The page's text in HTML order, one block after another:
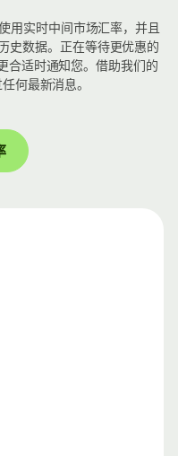
用实时中间市场汇率，并且
史数据。正在等待更优惠的
合适时通知您。借助我们的
何最新消息。